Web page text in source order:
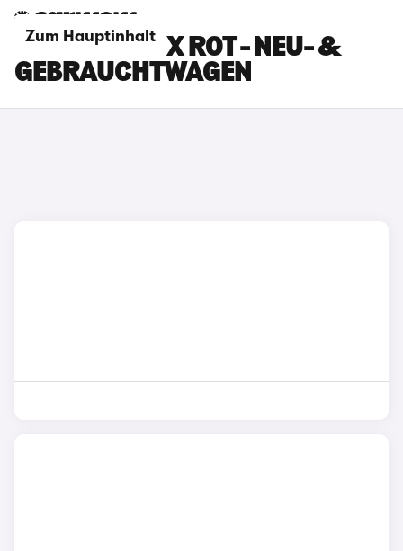
Zum Hauptinhalt
TOYOTA HILUX ROT - NEU- &
GEBRAUCHTWAGEN